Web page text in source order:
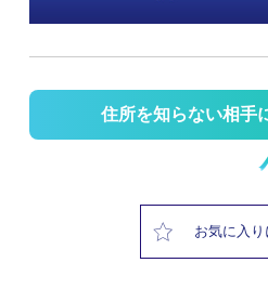
住所を知らない相手
お気に入